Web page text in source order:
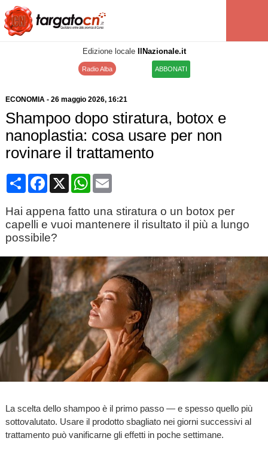
Edizione locale IlNazionale.it
Radio Alba ABBONATI
ECONOMIA- 26 maggio 2026, 16:21
Shampoo dopo stiratura, botox e
nanoplastia: cosa usare per non
rovinare il trattamento
CondividiFacebook
X WhatsApp
Email
Hai appena fatto una stiratura o un botox per
capelli e vuoi mantenere il risultato il più a lungo
possibile?
La scelta dello shampoo è il primo passo — e spesso quello più
sottovalutato. Usare il prodotto sbagliato nei giorni successivi al
trattamento può vanificarne gli effetti in poche settimane.